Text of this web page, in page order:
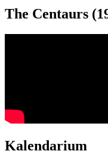
The Centaurs
Kalendarium